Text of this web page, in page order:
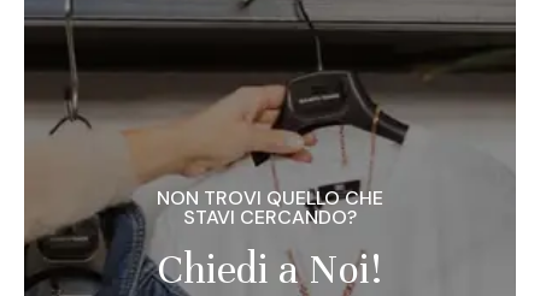
NON TROVI QUELLO CHE
STAVI CERCANDO?
Chiedi a Noi!